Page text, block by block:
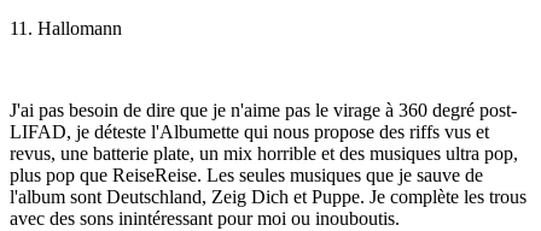
11. Hallomann
J'ai pas besoin de dire que je n'aime pas le virage à 360 degré post-
LIFAD, je déteste l'Albumette qui nous propose des riffs vus et
revus, une batterie plate, un mix horrible et des musiques ultra pop,
plus pop que ReiseReise. Les seules musiques que je sauve de
l'album sont Deutschland, Zeig Dich et Puppe. Je complète les trous
avec des sons inintéressant pour moi ou inouboutis.